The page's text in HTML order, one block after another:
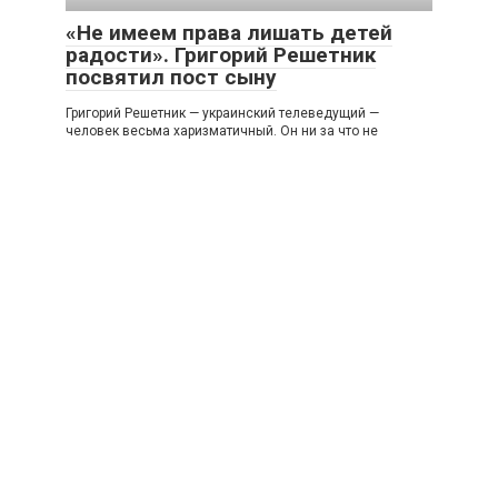
«Не имеем права лишать детей
радости». Григорий Решетник
посвятил пост сыну
Григорий Решетник — украинский телеведущий —
человек весьма харизматичный. Он ни за что не